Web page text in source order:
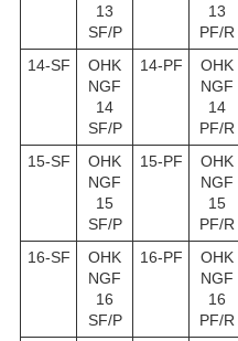
13
SF/P
13
PF/R
14-SF
OHK
NGF
14
SF/P
14-PF
OHK
NGF
14
PF/R
15-SF
OHK
NGF
15
SF/P
15-PF
OHK
NGF
15
PF/R
16-SF
OHK
NGF
16
SF/P
16-PF
OHK
NGF
16
PF/R